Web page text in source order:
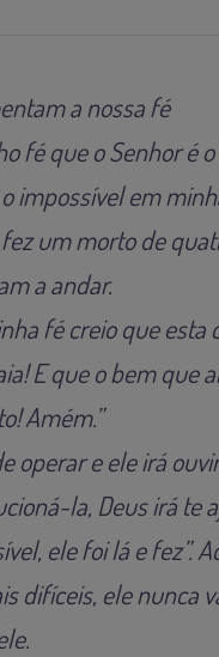
a nossa fé
fé que o Senhor é
impossível em
um morto de
a andar.
fé creio que esta
E que o bem que
Amém.”
operar e ele irá
la, Deus irá te
ele foi lá e fez”.
difíceis, ele nunca